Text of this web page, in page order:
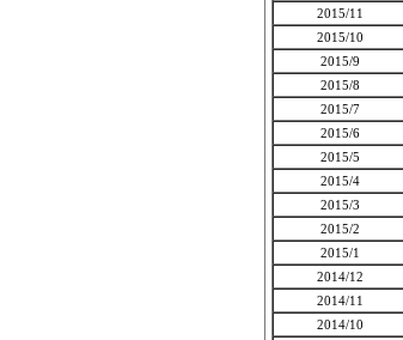
2015/11
2015/10
2015/9
2015/8
2015/7
2015/6
2015/5
2015/4
2015/3
2015/2
2015/1
2014/12
2014/11
2014/10